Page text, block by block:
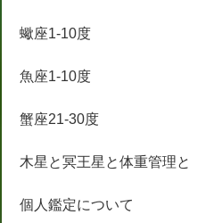
蠍座1-10度
魚座1-10度
蟹座21-30度
木星と冥王星と体重管理と
個人鑑定について